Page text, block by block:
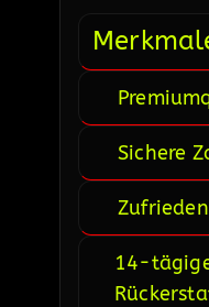
Sichere
14-